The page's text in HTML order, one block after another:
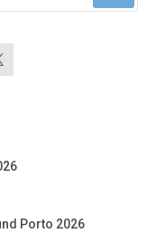
Porto 2026